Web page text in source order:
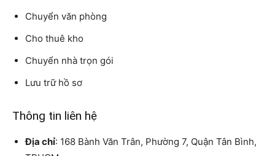
Chuyển văn phòng
Cho thuê kho
Chuyển nhà trọn gói
Lưu trữ hồ sơ
Thông tin liên hệ
Địa chỉ: 168 Bành Văn Trân, Phường 7, Quận Tân Bình,